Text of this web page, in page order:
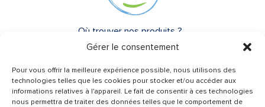
Gérer le consentement
Pour vous offrir la meilleure expérience possible, nous utilisons des
technologies telles que les cookies pour stocker et/ou accéder aux
informations relatives à l'appareil. Le fait de consentir à ces technologies
nous permettra de traiter des données telles que le comportement de
Où trouver nos produits ?
FAQ